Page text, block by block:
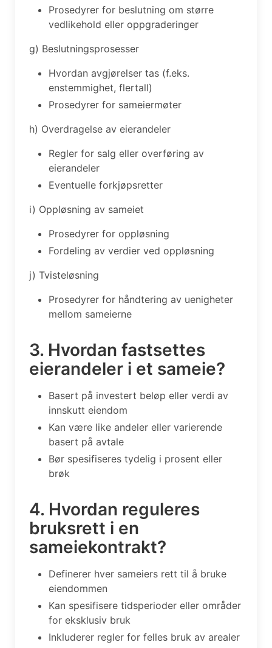
Prosedyrer for beslutning om større
vedlikehold eller oppgraderinger
g) Beslutningsprosesser
Hvordan avgjørelser tas (f.eks.
enstemmighet, flertall)
Prosedyrer for sameiermøter
h) Overdragelse av eierandeler
Regler for salg eller overføring av
eierandeler
Eventuelle forkjøpsretter
i) Oppløsning av sameiet
Prosedyrer for oppløsning
Fordeling av verdier ved oppløsning
j) Tvisteløsning
Prosedyrer for håndtering av uenigheter
mellom sameierne
3. Hvordan fastsettes
eierandeler i et sameie?
Basert på investert beløp eller verdi av
innskutt eiendom
Kan være like andeler eller varierende
basert på avtale
Bør spesifiseres tydelig i prosent eller
brøk
4. Hvordan reguleres
bruksrett i en
sameiekontrakt?
Definerer hver sameiers rett til å bruke
eiendommen
Kan spesifisere tidsperioder eller områder
for eksklusiv bruk
Inkluderer regler for felles bruk av arealer